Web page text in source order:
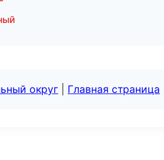
округ Главная страница